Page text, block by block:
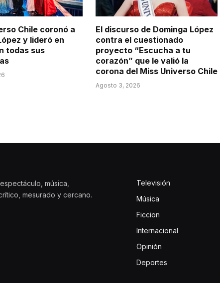
Chile coronó a
y lideró en
todas sus
El discurso de Dominga López
contra el cuestionado
proyecto “Escucha a tu
corazón” que le valió la
corona del Miss Universo Chile
Agosto 3, 2026
música,
mesurado y cercano.
Televisión
Música
Ficcion
Internacional
Opinión
Deportes